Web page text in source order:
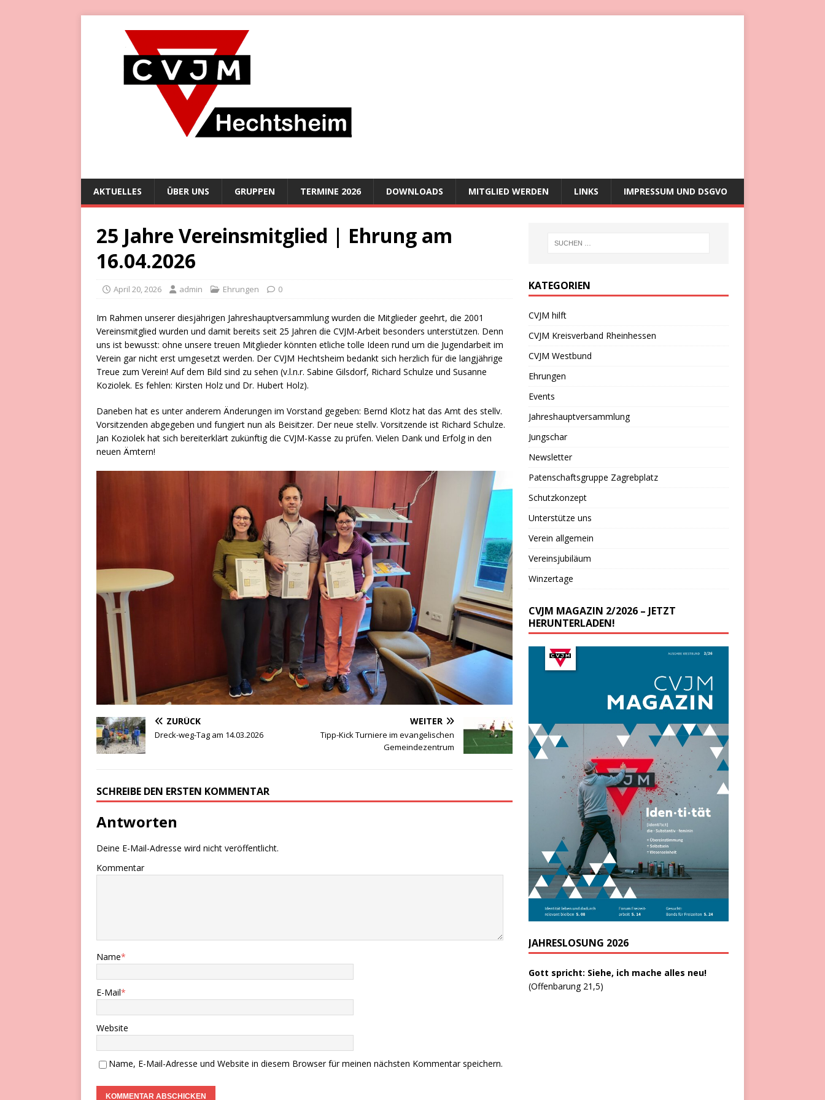
AKTUELLES ÜBER UNS GRUPPEN TERMINE 2026 DOWNLOADS MITGLIED WERDEN LINKS IMPRESSUM UND DSGVO
25 Jahre Vereinsmitglied | Ehrung am
16.04.2026
April 20, 2026 admin Ehrungen 0
Im Rahmen unserer diesjährigen Jahreshauptversammlung wurden die Mitglieder geehrt, die 2001
Vereinsmitglied wurden und damit bereits seit 25 Jahren die CVJM-Arbeit besonders unterstützen. Denn
uns ist bewusst: ohne unsere treuen Mitglieder könnten etliche tolle Ideen rund um die Jugendarbeit im
Verein gar nicht erst umgesetzt werden. Der CVJM Hechtsheim bedankt sich herzlich für die langjährige
Treue zum Verein! Auf dem Bild sind zu sehen (v.l.n.r. Sabine Gilsdorf, Richard Schulze und Susanne
Koziolek. Es fehlen: Kirsten Holz und Dr. Hubert Holz).
Daneben hat es unter anderem Änderungen im Vorstand gegeben: Bernd Klotz hat das Amt des stellv.
Vorsitzenden abgegeben und fungiert nun als Beisitzer. Der neue stellv. Vorsitzende ist Richard Schulze.
Jan Koziolek hat sich bereiterklärt zukünftig die CVJM-Kasse zu prüfen. Vielen Dank und Erfolg in den
neuen Ämtern!
ZURÜCK
Dreck-weg-Tag am 14.03.2026
WEITER
Tipp-Kick Turniere im evangelischen
Gemeindezentrum
SCHREIBE DEN ERSTEN KOMMENTAR
Antworten
Deine E-Mail-Adresse wird nicht veröffentlicht.
Kommentar
Name*
E-Mail*
Website
Name, E-Mail-Adresse und Website in diesem Browser für meinen nächsten Kommentar speichern.
KATEGORIEN
CVJM hilft
CVJM Kreisverband Rheinhessen
CVJM Westbund
Ehrungen
Events
Jahreshauptversammlung
Jungschar
Newsletter
Patenschaftsgruppe Zagrebplatz
Schutzkonzept
Unterstütze uns
Verein allgemein
Vereinsjubiläum
Winzertage
CVJM MAGAZIN 2/2026 – JETZT
HERUNTERLADEN!
JAHRESLOSUNG 2026
Gott spricht: Siehe, ich mache alles neu!
(Offenbarung 21,5)